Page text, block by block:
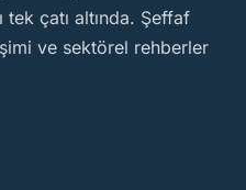
tek çatı altında. Şeffaf
ve sektörel rehberler